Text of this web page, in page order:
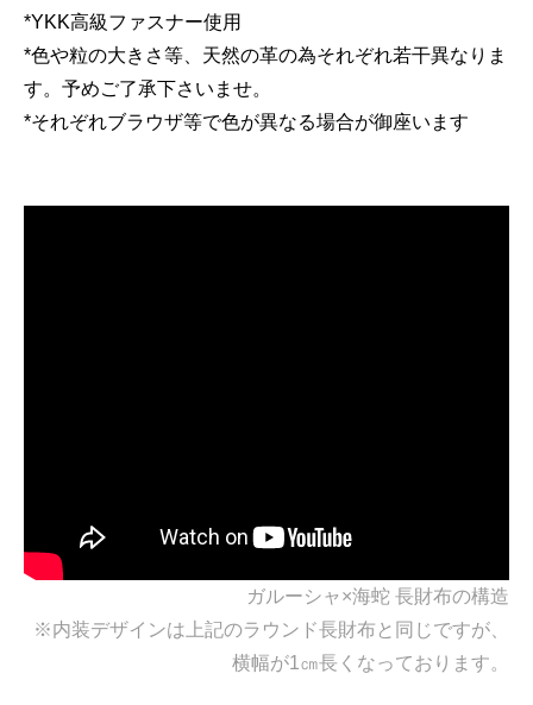
*YKK高級ファスナー使用
*色や粒の大きさ等、天然の革の為それぞれ若干異なりま
す。予めご了承下さいませ。
*それぞれブラウザ等で色が異なる場合が御座います
ガルーシャ×海蛇 長財布の構造
※内装デザインは上記のラウンド長財布と同じですが、
横幅が1㎝長くなっております。